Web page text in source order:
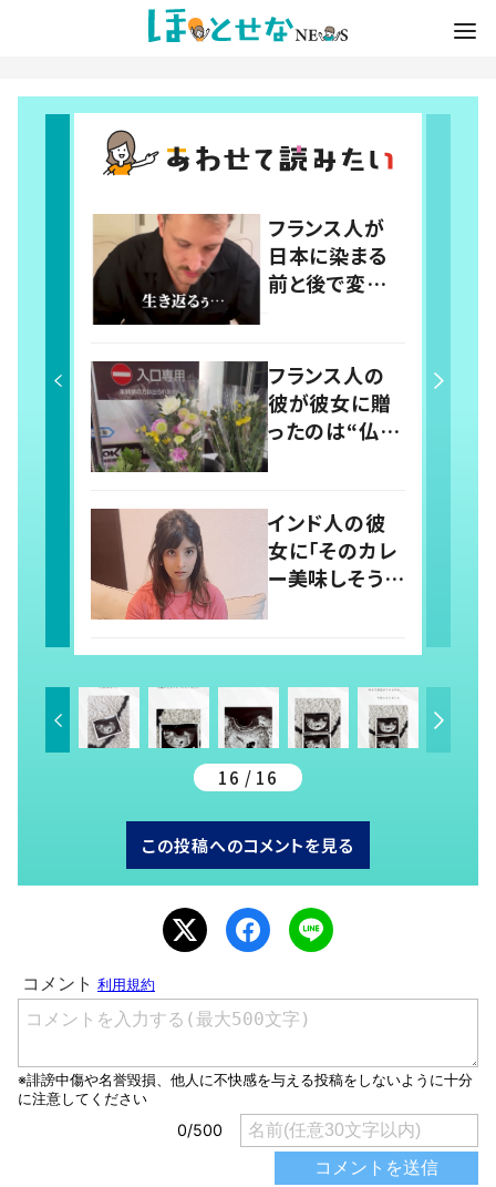
フランス人が
日本に染まる
前と後で変わっ
夕食”に「確か
に美味い」「分
かってくれるの
嬉しい」の声
フランス人の
彼が彼女に贈
ったのは“仏
花”！？→7年
意味を知り…
「しかたない」
「気持ちが大
事」
インド人の彼
女に「そのカレ
ー美味しそう」
の“カレーの認
識”に驚きの
声！
16 / 16
この投稿へのコメントを見る